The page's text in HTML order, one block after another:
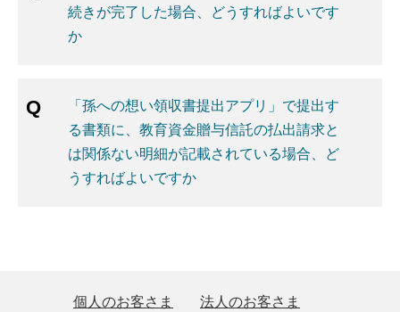
続きが完了した場合、どうすればよいです
か
「孫への想い領収書提出アプリ」で提出す
る書類に、教育資金贈与信託の払出請求と
は関係ない明細が記載されている場合、ど
うすればよいですか
個人のお客さま
法人のお客さま